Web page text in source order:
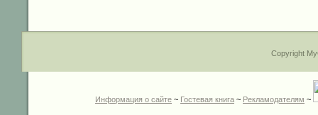
Copyright
Информация о сайте ~ Гостевая книга ~ Рекламодателям ~